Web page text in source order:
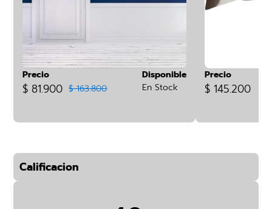
Precio
$ 81.900 $ 163.800
Disponible
En Stock
Precio
$ 145.200
Calificacion